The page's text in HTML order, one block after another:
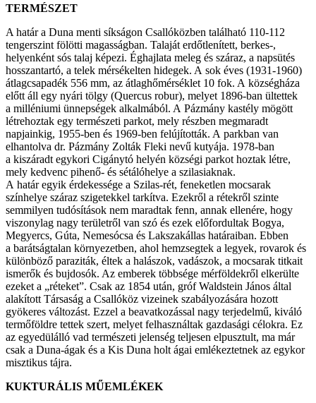
TERMÉSZET
A határ a Duna menti síkságon Csallóközben található 110-112
tengerszint fölötti magasságban. Talaját erdőtlenített, berkes-,
helyenként sós talaj képezi. Éghajlata meleg és száraz, a napsütés
hosszantartó, a telek mérsékelten hidegek. A sok éves (1931-1960)
átlagcsapadék 556 mm, az átlaghőmérséklet 10 fok. A községháza
előtt áll egy nyári tölgy (Quercus robur), melyet 1896-ban ültettek
a milléniumi ünnepségek alkalmából. A Pázmány kastély mögött
létrehoztak egy természeti parkot, mely részben megmaradt
napjainkig, 1955-ben és 1969-ben felújították. A parkban van
elhantolva dr. Pázmány Zolták Fleki nevű kutyája. 1978-ban
a kiszáradt egykori Cigánytó helyén községi parkot hoztak létre,
mely kedvenc pihenő- és sétálóhelye a szilasiaknak.
A határ egyik érdekessége a Szilas-rét, feneketlen mocsarak
színhelye száraz szigetekkel tarkítva. Ezekről a rétekről szinte
semmilyen tudósítások nem maradtak fenn, annak ellenére, hogy
viszonylag nagy területről van szó és ezek előfordultak Bogya,
Megyercs, Gúta, Nemesócsa és Lakszakállas határaiban. Ebben
a barátságtalan környezetben, ahol hemzsegtek a legyek, rovarok és
különböző paraziták, éltek a halászok, vadászok, a mocsarak titkait
ismerők és bujdosók. Az emberek többsége mérföldekről elkerülte
ezeket a „réteket”. Csak az 1854 után, gróf Waldstein János által
alakított Társaság a Csallóköz vizeinek szabályozására hozott
gyökeres változást. Ezzel a beavatkozással nagy terjedelmű, kiváló
termőföldre tettek szert, melyet felhasználtak gazdasági célokra. Ez
az egyedülálló vad természeti jelenség teljesen elpusztult, ma már
csak a Duna-ágak és a Kis Duna holt ágai emlékeztetnek az egykor
misztikus tájra.
KUKTURÁLIS MŰEMLÉKEK